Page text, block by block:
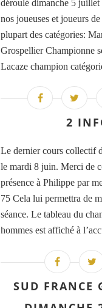
déroulé dimanche 5 juillet
nos joueuses et joueurs
plupart des catégories:
Grospellier Championne
Lacaze champion
2
Le dernier cours collectif
le mardi 8 juin. Merci de
présence à Philippe par
75 Cela lui permettra de
séance. Le tableau du
hommes est affiché à
SUD FRANCE